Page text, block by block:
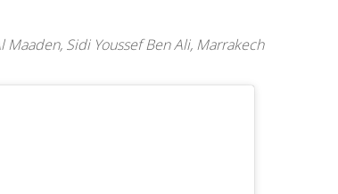
Sidi Youssef Ben Ali, Marrakech